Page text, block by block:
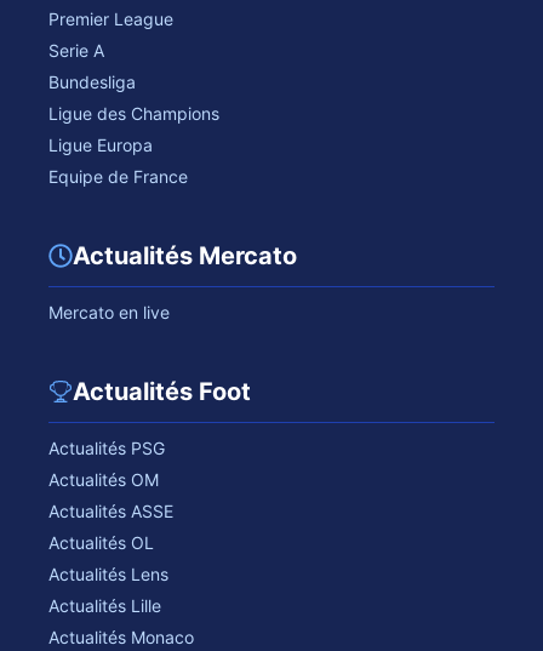
Premier League
Serie A
Bundesliga
Ligue des Champions
Ligue Europa
Equipe de France
Actualités Mercato
Mercato en live
Actualités Foot
Actualités PSG
Actualités OM
Actualités ASSE
Actualités OL
Actualités Lens
Actualités Lille
Actualités Monaco